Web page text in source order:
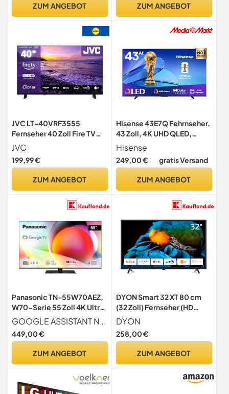
ZUM ANGEBOT
Real Depth Enhancer [2023]
ZUM ANGEBOT
JVC LT-40VRF3555
Fernseher 40 Zoll Fire TV
mit Full HD Auflösung Smart
TV
JVC
199,99 €
ZUM ANGEBOT
Hisense 43E7Q Fehrnseher,
43 Zoll, 4K UHD QLED,
Smart TV, Game Mode Plus,
Filmaker Mode, Dolby
Vision Atmos, HDR10, HLG,
Upscaler, Dolby MS12, DTS
Hisense
249,00 € gratis Versand
ZUM ANGEBOT
Panasonic TN-55W70AEZ,
W70-Serie 55 Zoll 4K Ultra
HD LED Smart TV, 2024,
Google Assistant,
Chromecast, Dolby Vision
Bluetooth, für EIN
GOOGLE ASSISTANT Navigieren Sie mühelos durch Ihren UHD LED Fernseher mit Google Assistant, sodass Sie schnell Apps, Sendungen, Filme und Streams finden und Ihr Smart Home verwalten können nur mit Ihrer Stimme
449,00 €
ZUM ANGEBOT
DYON Smart 32 XT 80 cm
(32 Zoll) Fernseher (HD
Smart TV, HD Triple Tuner
(DVB-C/-S2/-T2), Prime
Video, Netflix & HbbTV)
DYON
258,00 €
ZUM ANGEBOT